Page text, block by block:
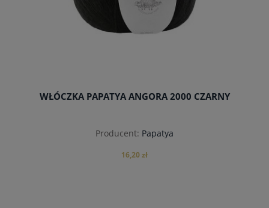
WŁÓCZKA PAPATYA ANGORA 2000 CZARNY
Producent: Papatya
16,20 zł